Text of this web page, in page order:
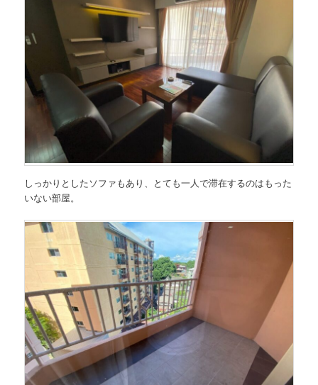
しっかりとしたソファもあり、とても一人で滞在するのはもった
いない部屋。